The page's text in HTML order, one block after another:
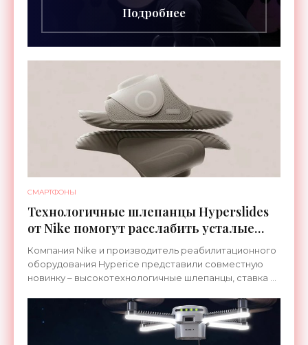
Подробнее
СМАРТФОНЫ
Технологичные шлепанцы Hyperslides
от Nike помогут расслабить усталые
ноги после тренировки - «Гаджеты»
Компания Nike и производитель реабилитационного
оборудования Hyperice представили совместную
новинку – высокотехнологичные шлепанцы, ставка в